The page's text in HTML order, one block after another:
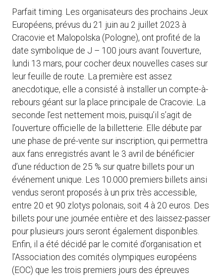
Parfait timing. Les organisateurs des prochains Jeux
Européens, prévus du 21 juin au 2 juillet 2023 à
Cracovie et Malopolska (Pologne), ont profité de la
date symbolique de J – 100 jours avant l’ouverture,
lundi 13 mars, pour cocher deux nouvelles cases sur
leur feuille de route. La première est assez
anecdotique, elle a consisté à installer un compte-à-
rebours géant sur la place principale de Cracovie. La
seconde l’est nettement mois, puisqu’il s’agit de
l’ouverture officielle de la billetterie. Elle débute par
une phase de pré-vente sur inscription, qui permettra
aux fans enregistrés avant le 3 avril de bénéficier
d’une réduction de 25 % sur quatre billets pour un
événement unique. Les 10.000 premiers billets ainsi
vendus seront proposés à un prix très accessible,
entre 20 et 90 zlotys polonais, soit 4 à 20 euros. Des
billets pour une journée entière et des laissez-passer
pour plusieurs jours seront également disponibles.
Enfin, il a été décidé par le comité d’organisation et
l’Association des comités olympiques européens
(EOC) que les trois premiers jours des épreuves